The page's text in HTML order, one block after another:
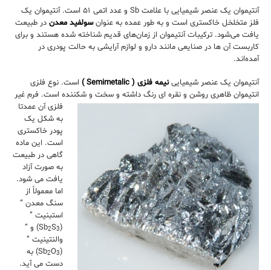
آنتیموان یک عنصر شیمیایی با علامت Sb و عدد اتمی ۵۱ است. آنتیموان یک
فلز متخلخل خاکستری است و به طور عمده به عنوانسولفید معدن در طبیعت
یافت می‌شود. ترکیبات آنتیموان از زمان‌های قدیم شناخته شده هستند و برای
کاربست آن ها در صنایعی مانند دارو و لوازم آرایشی به حالت پودری در
آمده‌اند.
آنتیموان یک عنصر شیمیایینیمه فلزی ( Semimetalic )
است. نوع فلزی
انتیموان ظاهری روشن و نقره ای رنگ داشته و سخت و شکننده است. فرم غیر
فلزی آن عمدتا
به شکل یک
پودر خاکستری
است. این ماده
گاهی در طبیعت
به صورت آزاد
یافت می شود.
اما معمولاً از
سنگ معدن “
استبنیت ”
(Sb
2S3
) و “
والنتینیت ”
(Sb
2O3
) به
دست می آید.